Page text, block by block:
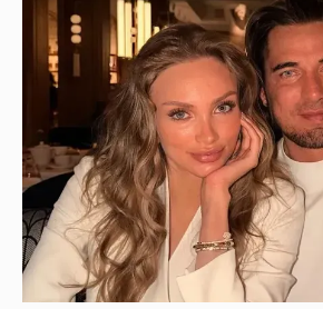
Курбан Омаров обратился к
Следственного комитета
с его женой
14